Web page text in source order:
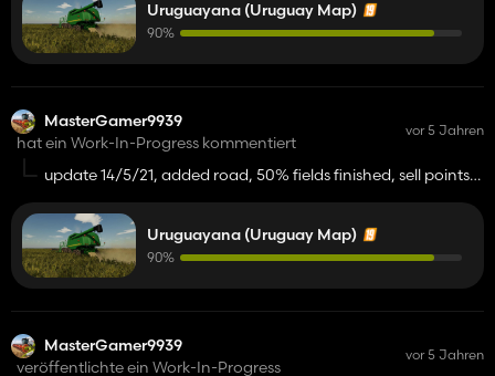
Uruguayana (Uruguay Map)
90%
MasterGamer9939
hat ein Work-In-Progress kommentiert
vor 5 Jahren
update 14/5/21, added road, 50% fields finished, sell points
realistic offroad experience), the map is 30-40% finished
Uruguayana (Uruguay Map)
90%
MasterGamer9939
veröffentlichte ein Work-In-Progress
vor 5 Jahren